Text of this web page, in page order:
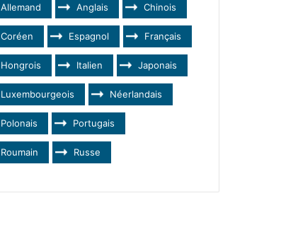
Allemand Anglais Chinois
Coréen Espagnol Français
Hongrois Italien Japonais
Luxembourgeois Néerlandais
Polonais Portugais
Roumain Russe